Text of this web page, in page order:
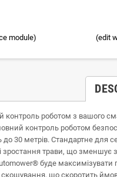
module)
(edit
роботом з вашого
контроль роботом
30 метрів. Стандартне для
трави, що зменшує
буде максимізувати
що скоротить